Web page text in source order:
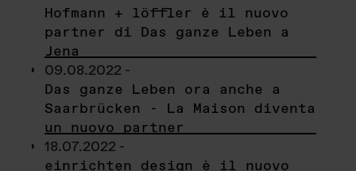
Hofmann + löffler è il nuovo
partner di Das ganze Leben a
Jena
09.08.2022 -
Das ganze Leben ora anche a
Saarbrücken - La Maison diventa
un nuovo partner
18.07.2022 -
einrichten design è il nuovo